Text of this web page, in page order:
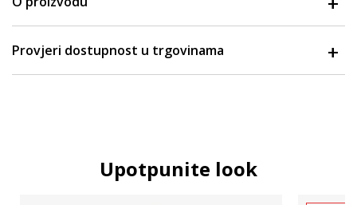
Provjeri dostupnost u trgovinama
Upotpunite look